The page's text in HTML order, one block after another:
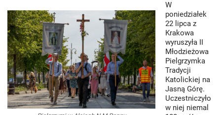
W
poniedziałek
22 lipca z
Krakowa
wyruszyła II
Młodzieżowa
Pielgrzymka
Tradycji
Katolickiej na
Jasną Górę.
Uczestniczyło
w niej niemal